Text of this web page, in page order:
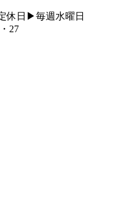
休日▶︎毎週水曜日
27